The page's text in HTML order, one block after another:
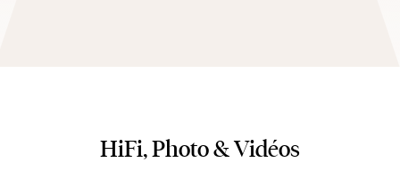
HiFi, Photo & Vidéos